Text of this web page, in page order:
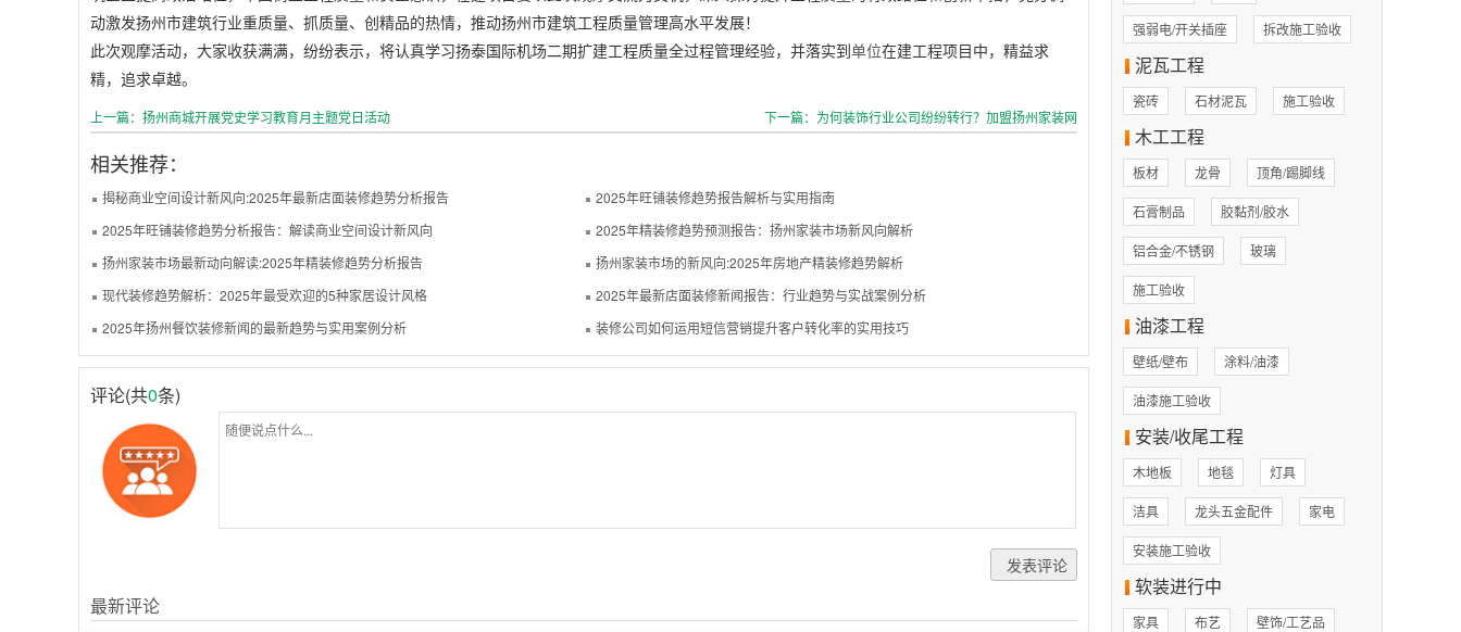
动激发扬州市建筑行业重质量、抓质量、创精品的热情，推动扬州市建筑工程质量管理高水平发展！
此次观摩活动，大家收获满满，纷纷表示，将认真学习扬泰国际机场二期扩建工程质量全过程管理经验，并落实到单位在建工程项目中，精益求
精，追求卓越。
上一篇：扬州商城开展党史学习教育月主题党日活动 下一篇：为何装饰行业公司纷纷转行？加盟扬州家装网
相关推荐：
揭秘商业空间设计新风向:2025年最新店面装修趋势分析报告
2025年旺铺装修趋势报告解析与实用指南
2025年旺铺装修趋势分析报告：解读商业空间设计新风向
2025年精装修趋势预测报告：扬州家装市场新风向解析
扬州家装市场最新动向解读:2025年精装修趋势分析报告
扬州家装市场的新风向:2025年房地产精装修趋势解析
现代装修趋势解析：2025年最受欢迎的5种家居设计风格
2025年最新店面装修新闻报告：行业趋势与实战案例分析
2025年扬州餐饮装修新闻的最新趋势与实用案例分析
装修公司如何运用短信营销提升客户转化率的实用技巧
评论(共0条)
最新评论
强弱电/开关插座 拆改施工验收
泥瓦工程
瓷砖 石材泥瓦 施工验收
木工工程
板材 龙骨 顶角/踢脚线
石膏制品 胶黏剂/胶水
铝合金/不锈钢 玻璃
施工验收
油漆工程
壁纸/壁布 涂料/油漆
油漆施工验收
安装/收尾工程
木地板 地毯 灯具
洁具 龙头五金配件 家电
安装施工验收
软装进行中
家具 布艺 壁饰/工艺品